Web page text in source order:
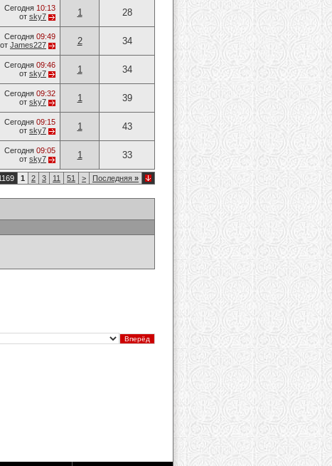
Сегодня 10:13
от sky7 1 28
Сегодня 09:49
от James227 2 34
Сегодня 09:46
от sky7 1 34
Сегодня 09:32
от sky7 1 39
Сегодня 09:15
от sky7 1 43
Сегодня 09:05
от sky7 1 33
1 2 3 11 51 > Последняя »